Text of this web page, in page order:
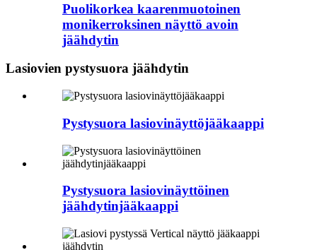
Puolikorkea kaarenmuotoinen
monikerroksinen näyttö avoin
jäähdytin
Lasiovien pystysuora jäähdytin
Pystysuora lasiovinäyttöjääkaappi
Pystysuora lasiovinäyttöinen
jäähdytinjääkaappi